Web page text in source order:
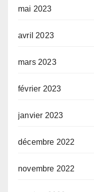
mai 2023
avril 2023
mars 2023
février 2023
janvier 2023
décembre 2022
novembre 2022